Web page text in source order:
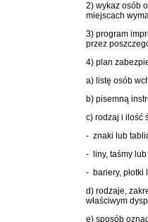
2) wykaz osób
miejscach
3) program
przez
4) plan
a) listę osób
b) pisemną
c) rodzaj i ilość
- znaki lub
- liny, taśmy lub
- bariery, płotki
d) rodzaje,
właściwym
e) sposób